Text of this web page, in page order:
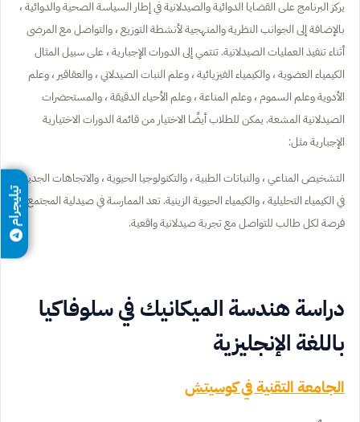
يركز البرنامج على القضايا الدوائية والصيدلانية في إطار السياسة الصحية والدوائية ،
بالإضافة إلى الجوانب النظرية والمنهجية لأنشطة التوزيع ، والتواصل مع المرضى
أثناء تنفيذ العمليات الصيدلانية. تنتمي إلى الدورات الإجبارية ، على سبيل المثال
الكيمياء العضوية ، والكيمياء الفيزيائية ، وعلم النبات الصيدلاني ، والعقاقير ، وعلم
الأدوية وعلم السموم ، وعلم المناعة ، وعلم الأحياء الدقيقة ، والمستحضرات
الصيدلانية المشعة. يمكن للطلاب أيضًا الاختيار من قائمة الدورات الاختيارية
الإجبارية مثل:
التشخيص المناعي ، والنباتات الطبية ، والتكنولوجيا الحيوية ، والاتجاهات الجديدة
في الكيمياء التحليلية ، والكيمياء الحيوية الزينية. تعد الممارسة في صيدلية المجتمع
فرصة لكل طالب للتواصل مع تجربة صيدلانية واقعية.
دراسة هندسة الميكانيك في سلوفاكيا
باللغة الإنجليزية
الجامعة التقنية في كوسيتش
تيليجرام